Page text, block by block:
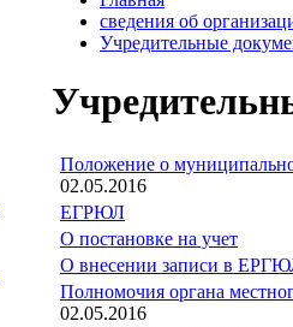
сведения об
Учредительные
Положение о
02.05.2016
ЕГРЮЛ
О постановке на учет
О внесении записи в
Полномочия органа
02.05.2016